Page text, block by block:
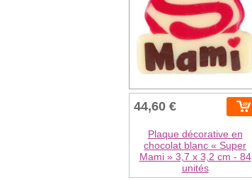
44,60 €
Plaque décorative en
chocolat blanc « Super
Mami » 3,7 x 3,2 cm - 84
unités